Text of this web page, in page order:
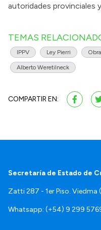
autoridades provinciales
TEMAS
IPPV Ley Pierri
Alberto Weretilneck
COMPARTIR EN:
Secretaría de Estado de
Zatti 287 - 1er Piso. Viedma
Whatsapp: (+54) 9 299